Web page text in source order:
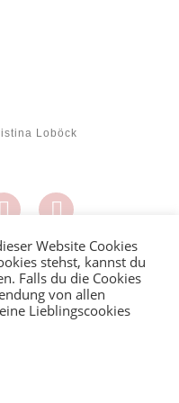
Loböck
Impressum
Website Cookies
stehst, kannst du
Falls du die Cookies
von allen
Lieblingscookies